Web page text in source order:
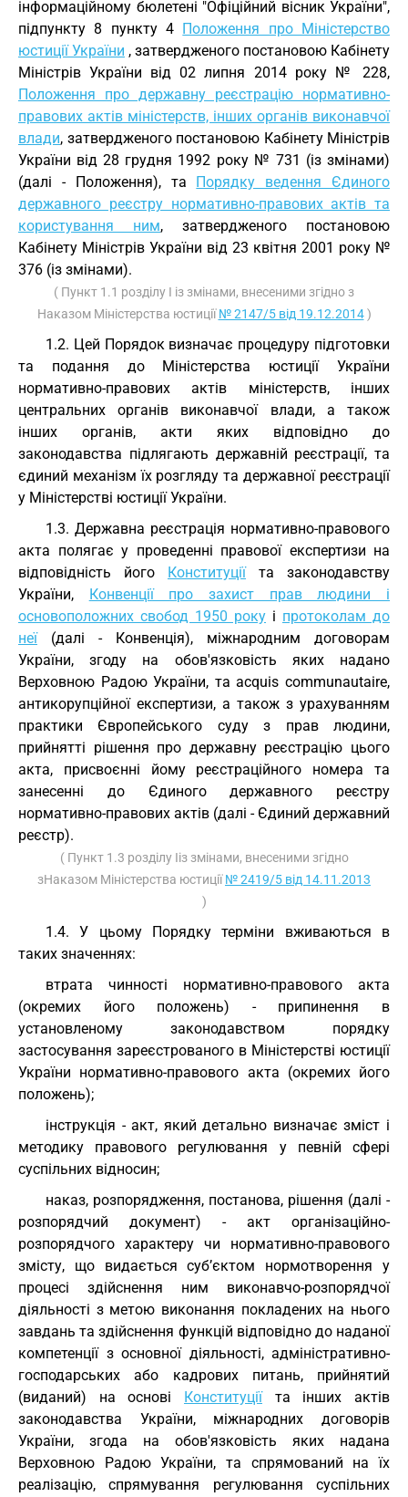
інформаційному бюлетені "Офіційний вісник України",
підпункту 8 пункту 4 Положення про Міністерство
юстиції України , затвердженого постановою Кабінету
Міністрів України від 02 липня 2014 року № 228,
Положення про державну реєстрацію нормативно-
правових актів міністерств, інших органів виконавчої
влади, затвердженого постановою Кабінету Міністрів
України від 28 грудня 1992 року № 731 (із змінами)
(далі - Положення), та Порядку ведення Єдиного
державного реєстру нормативно-правових актів та
користування ним, затвердженого постановою
Кабінету Міністрів України від 23 квітня 2001 року №
376 (із змінами).
( Пункт 1.1 розділу І із змінами, внесеними згідно з
Наказом Міністерства юстиції№ 2147/5 від 19.12.2014)
1.2. Цей Порядок визначає процедуру підготовки
та подання до Міністерства юстиції України
нормативно-правових актів міністерств, інших
центральних органів виконавчої влади, а також
інших органів, акти яких відповідно до
законодавства підлягають державній реєстрації, та
єдиний механізм їх розгляду та державної реєстрації
у Міністерстві юстиції України.
1.3. Державна реєстрація нормативно-правового
акта полягає у проведенні правової експертизи на
відповідність його Конституціїта законодавству
України, Конвенції про захист прав людини і
основоположних свобод 1950 року і протоколам до
неї(далі - Конвенція), міжнародним договорам
України, згоду на обов'язковість яких надано
Верховною Радою України, та acquis communautaire,
антикорупційної експертизи, а також з урахуванням
практики Європейського суду з прав людини,
прийнятті рішення про державну реєстрацію цього
акта, присвоєнні йому реєстраційного номера та
занесенні до Єдиного державного реєстру
нормативно-правових актів (далі - Єдиний державний
реєстр).
( Пункт 1.3 розділу Ііз змінами, внесеними згідно
зНаказом Міністерства юстиції№ 2419/5 від 14.11.2013
)
1.4. У цьому Порядку терміни вживаються в
таких значеннях:
втрата чинності нормативно-правового акта
(окремих його положень) - припинення в
установленому законодавством порядку
застосування зареєстрованого в Міністерстві юстиції
України нормативно-правового акта (окремих його
положень);
інструкція - акт, який детально визначає зміст і
методику правового регулювання у певній сфері
суспільних відносин;
наказ, розпорядження, постанова, рішення (далі -
розпорядчий документ) - акт організаційно-
розпорядчого характеру чи нормативно-правового
змісту, що видається суб’єктом нормотворення у
процесі здійснення ним виконавчо-розпорядчої
діяльності з метою виконання покладених на нього
завдань та здійснення функцій відповідно до наданої
компетенції з основної діяльності, адміністративно-
господарських або кадрових питань, прийнятий
(виданий) на основі Конституціїта інших актів
законодавства України, міжнародних договорів
України, згода на обов'язковість яких надана
Верховною Радою України, та спрямований на їх
реалізацію, спрямування регулювання суспільних